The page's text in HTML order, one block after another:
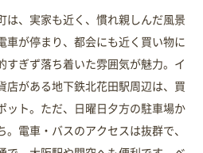
は、実家も近く、慣れ親しんだ風景
車が停まり、都会にも近く買い物に
すぎず落ち着いた雰囲気が魅力。イ
店がある地下鉄北花田駅周辺は、買
ット。ただ、日曜日夕方の駐車場か
電車・バスのアクセスは抜群で、